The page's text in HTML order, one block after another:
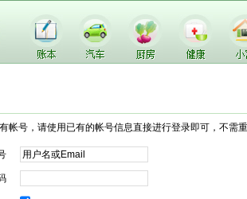
帐号，请使用已有的帐号信息直接进行登录即可，不需